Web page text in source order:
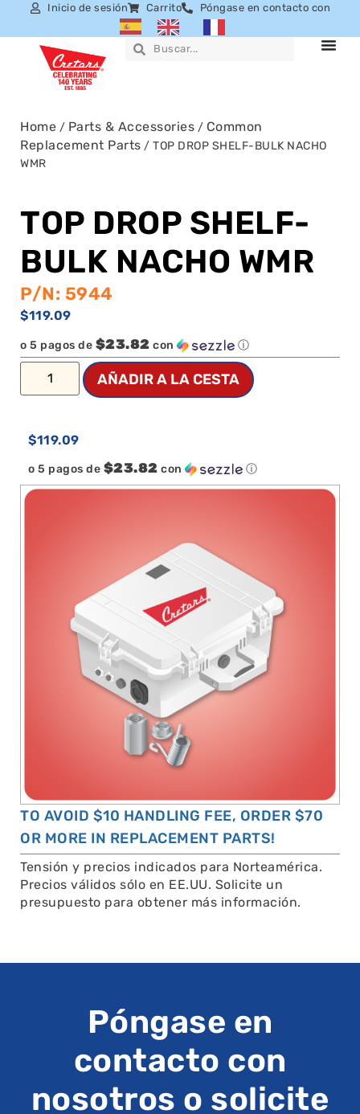
Inicio de sesión Carrito Póngase en contacto con
Home / Parts & Accessories / Common
Replacement Parts / TOP DROP SHELF-BULK NACHO
WMR
TO AVOID $10 HANDLING FEE, ORDER $70
OR MORE IN REPLACEMENT PARTS!
Tensión y precios indicados para Norteamérica.
Precios válidos sólo en EE.UU. Solicite un
presupuesto para obtener más información.
TOP DROP SHELF-
BULK NACHO WMR
P/N: 5944
$119.09
o 5 pagos de $23.82 con ⓘ
AÑADIR A LA CESTA
$119.09
o 5 pagos de $23.82 con ⓘ
Póngase en
contacto con
nosotros o solicite